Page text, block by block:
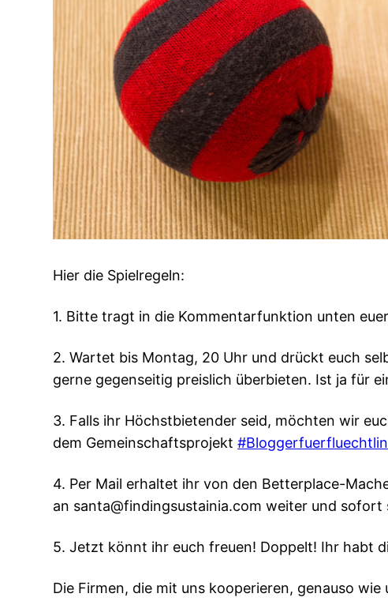
Hier die Spielregeln:
1. Bitte tragt in die Kommentarfunktion unten
2. Wartet bis Montag, 20 Uhr und drückt euch
gerne gegenseitig preislich überbieten. Ist ja für
3. Falls ihr Höchstbietender seid, möchten wir
dem Gemeinschaftsprojekt
4. Per Mail erhaltet ihr von den Betterplace-
an santa@findingsustainia.com weiter und sofort
5. Jetzt könnt ihr euch freuen! Doppelt! Ihr habt
Die Firmen, die mit uns kooperieren, genauso